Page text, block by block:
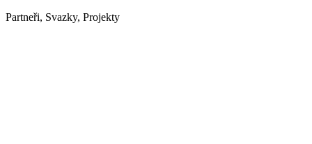
Partneři, Svazky, Projekty